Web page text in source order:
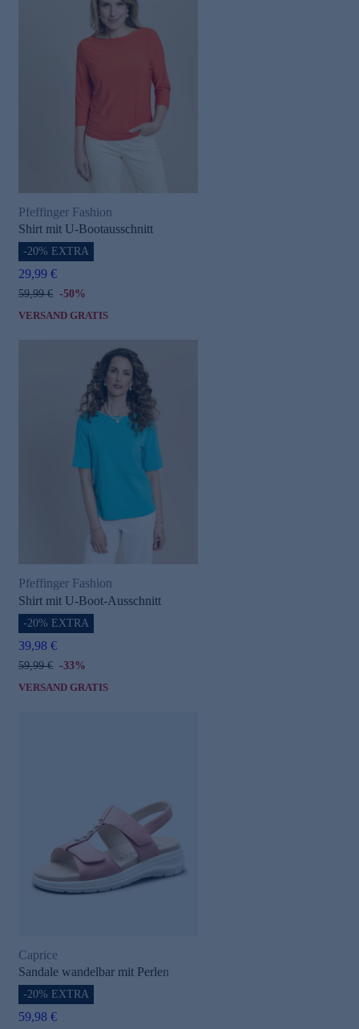
Pfeffinger Fashion
Shirt mit U-Bootausschnitt
-20% EXTRA
29,99 €
59,99 € -50%
VERSAND GRATIS
Pfeffinger Fashion
Shirt mit U-Boot-Ausschnitt
-20% EXTRA
39,98 €
59,99 € -33%
VERSAND GRATIS
Caprice
Sandale wandelbar mit Perlen
-20% EXTRA
59,98 €